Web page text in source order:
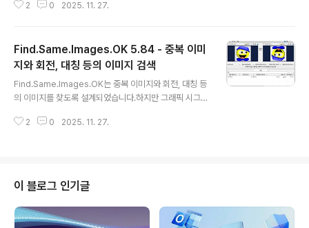
병합하는 데 매우 유용합니다. WinMerge는 유니코드 지
과 줄에 대한 Regexp 필터링. 나란히 선 차이를 나타내며
줄 안의 차이점을 강조합니다. 파일 맵은 위치 창에서 전체
파일 차이를 보여줍니다. 사용자 인터페이스는 여러 언어
로 번역됩니다.특징:텍스트 파일의 시각적 구분 및 병합구
문 강조가 있는 유연한 편집기DOS, UNIX 및 MAC 텍스
트 파일 형식 처리유니코드 지원차이 창은 두 개의 수직 ..
2 0 2025. 11. 27.
Find.Same.Images.OK 5.84 - 중복 이미
지와 회전, 대칭 등의 이미지 검색
Find.Same.Images.OK는 중복 이미지와 회전, 대칭 등
의 이미지를 찾도록 설계되었습니다.하지만 그래픽 시그니
복 이미지 찾기 도구로 간주해서는 안 됩니다. 회전 및 대칭
있도록 합니다.Find.Same.Images.OK는 디스크 공간
을 차지하는 많은 이미지 파일을 찾고 삭제하는 데 시간이
많이 걸리는 사용자에게 유용합니다. 이 작은 유틸리티는
매우 빠르게 작동하며 특정 영역을 검색하도록 설정할 수
2 0 2025. 11. 27.
이 블로그 인기글